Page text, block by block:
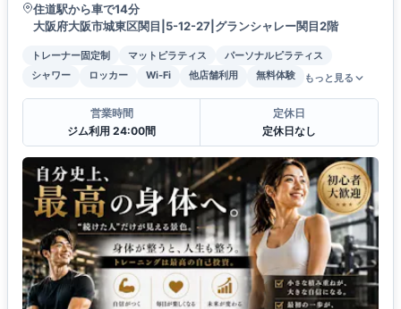
住道駅から車で14分
大阪府大阪市城東区関目|5-12-27|グランシャレー関目2階
トレーナー固定制 マットピラティス
パーソナルピラティス
シャワー
ロッカー Wi-Fi 他店舗利用 無料体験 もっと見る
営業時間
ジム利用 24:00間
定休日
定休日なし